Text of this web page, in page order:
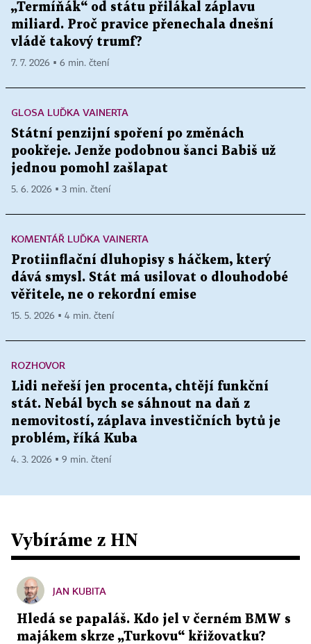
„Termíňák“ od státu přilákal záplavu
miliard. Proč pravice přenechala dnešní
vládě takový trumf?
7. 7. 2026 ▪ 6 min. čtení
GLOSA LUĎKA VAINERTA
Státní penzijní spoření po změnách
pookřeje. Jenže podobnou šanci Babiš už
jednou pomohl zašlapat
5. 6. 2026 ▪ 3 min. čtení
KOMENTÁŘ LUĎKA VAINERTA
Protiinflační dluhopisy s háčkem, který
dává smysl. Stát má usilovat o dlouhodobé
věřitele, ne o rekordní emise
15. 5. 2026 ▪ 4 min. čtení
ROZHOVOR
Lidi neřeší jen procenta, chtějí funkční
stát. Nebál bych se sáhnout na daň z
nemovitostí, záplava investičních bytů je
problém, říká Kuba
4. 3. 2026 ▪ 9 min. čtení
Vybíráme z HN
JAN KUBITA
Hledá se papaláš. Kdo jel v černém BMW s
majákem skrze „Turkovu“ křižovatku?